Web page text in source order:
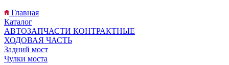
Главная
Каталог
АВТОЗАПЧАСТИ КОНТРАКТНЫЕ
ХОДОВАЯ ЧАСТЬ
Задний мост
Чулки моста